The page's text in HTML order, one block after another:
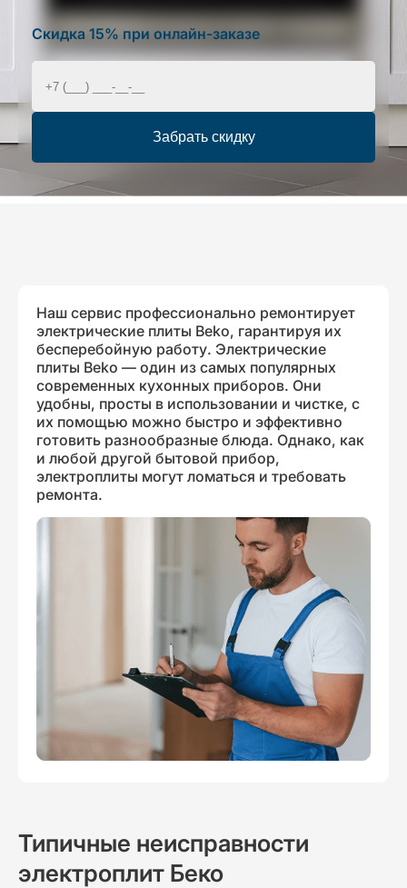
Скидка 15% при онлайн-заказе
Забрать скидку
Наш сервис профессионально ремонтирует
электрические плиты Beko, гарантируя их
бесперебойную работу. Электрические
плиты Beko — один из самых популярных
современных кухонных приборов. Они
удобны, просты в использовании и чистке, с
их помощью можно быстро и эффективно
готовить разнообразные блюда. Однако, как
и любой другой бытовой прибор,
электроплиты могут ломаться и требовать
ремонта.
Типичные неисправности
электроплит Беко